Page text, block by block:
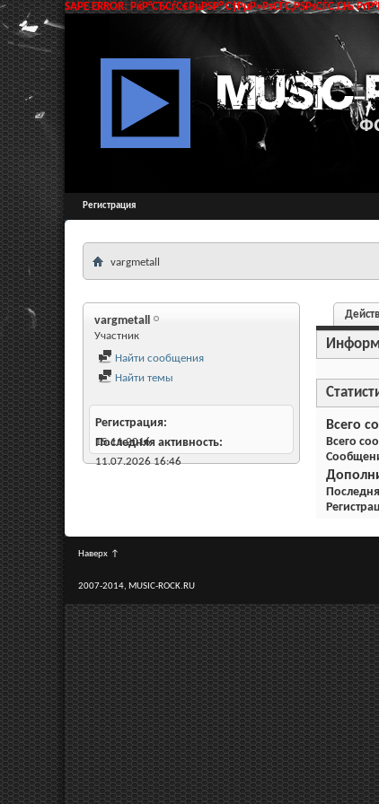
SAPE ERROR: РќР°СЂСѓС€РµРЅР°
Регистрация
vargmetall
vargmetall
Участник
Найти сообщения
Найти темы
Регистрация
15.11.2016
Последняя активность
11.07.202616:46
Всего
Всего
Наверх ↑
2007-2014, MUSIC-ROCK.RU